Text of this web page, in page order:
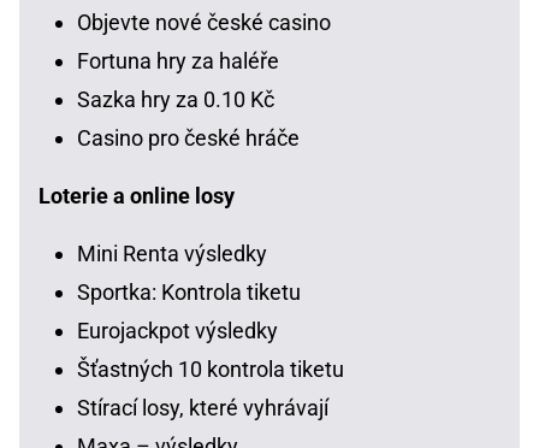
Objevte nové české casino
Fortuna hry za haléře
Sazka hry za 0.10 Kč
Casino pro české hráče
Loterie a online losy
Mini Renta výsledky
Sportka: Kontrola tiketu
Eurojackpot výsledky
Šťastných 10 kontrola tiketu
Stírací losy, které vyhrávají